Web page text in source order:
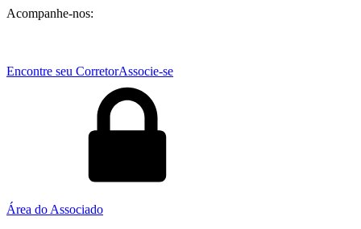
Acompanhe-nos:
Encontre seu CorretorAssocie-se
Área do Associado